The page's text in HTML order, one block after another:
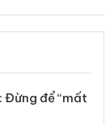
Đừng để